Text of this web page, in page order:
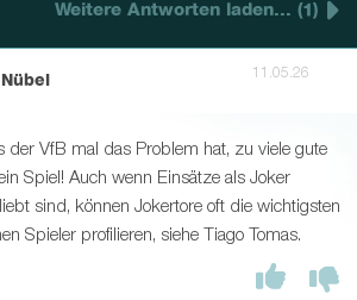
Weitere Antworten laden... (1)
11.05.26
der VfB mal das Problem hat, zu viele gute
Spiel! Auch wenn Einsätze als Joker
sind, können Jokertore oft die wichtigsten
Spieler profilieren, siehe Tiago Tomas.